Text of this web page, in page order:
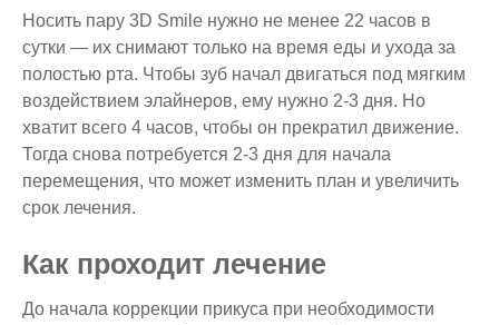
Носить пару 3D Smile нужно не менее 22 часов в
сутки — их снимают только на время еды и ухода за
полостью рта. Чтобы зуб начал двигаться под мягким
воздействием элайнеров, ему нужно 2-3 дня. Но
хватит всего 4 часов, чтобы он прекратил движение.
Тогда снова потребуется 2-3 дня для начала
перемещения, что может изменить план и увеличить
срок лечения.
Как проходит лечение
До начала коррекции прикуса при необходимости